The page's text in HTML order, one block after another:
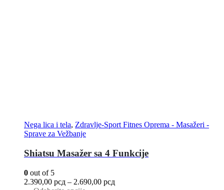
Nega lica i tela, Zdravlje-Sport Fitnes Oprema - Masažeri -
Sprave za Vežbanje
Shiatsu Masažer sa 4 Funkcije
0 out of 5
2.390,00 рсд – 2.690,00 рсд